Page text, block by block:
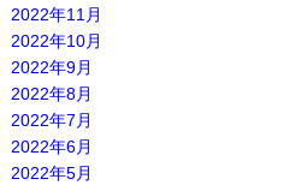
2022年11月
2022年10月
2022年9月
2022年8月
2022年7月
2022年6月
2022年5月